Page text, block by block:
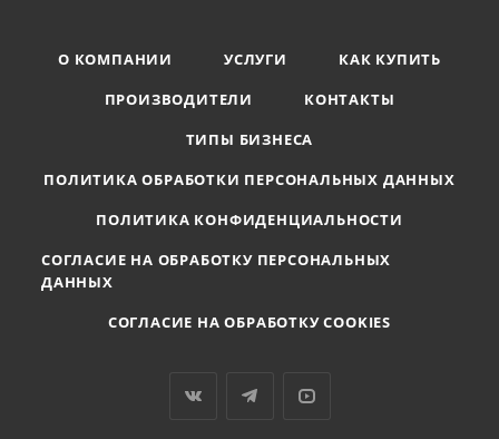
О КОМПАНИИ УСЛУГИ
КАК КУПИТЬ
ПРОИЗВОДИТЕЛИ
КОНТАКТЫ
ТИПЫ БИЗНЕСА
ПОЛИТИКА ОБРАБОТКИ ПЕРСОНАЛЬНЫХ ДАННЫХ
ПОЛИТИКА КОНФИДЕНЦИАЛЬНОСТИ
СОГЛАСИЕ НА ОБРАБОТКУ ПЕРСОНАЛЬНЫХ
ДАННЫХ
СОГЛАСИЕ НА ОБРАБОТКУ COOKIES